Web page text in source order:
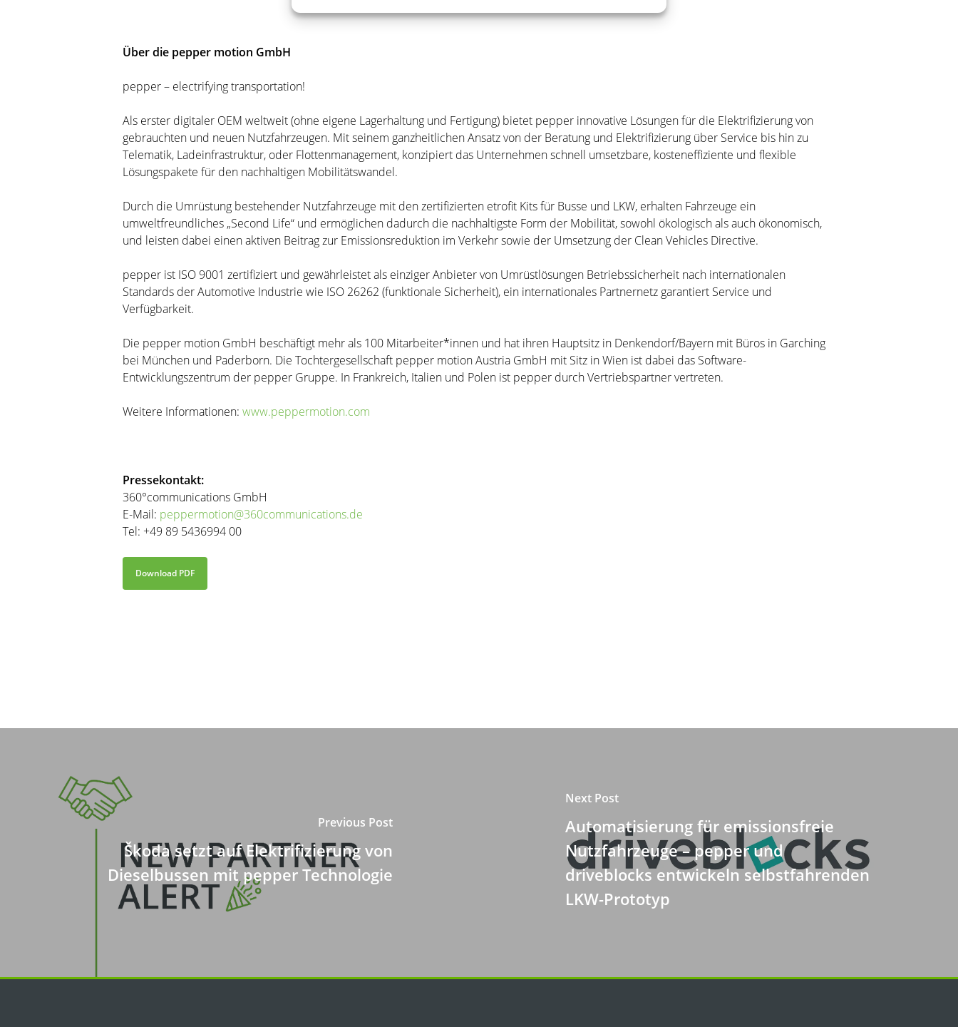
Über die pepper motion GmbH
pepper – electrifying transportation!
Als erster digitaler OEM weltweit (ohne eigene Lagerhaltung und Fertigung) bietet pepper innovative Lösungen für die Elektrifizierung von
gebrauchten und neuen Nutzfahrzeugen. Mit seinem ganzheitlichen Ansatz von der Beratung und Elektrifizierung über Service bis hin zu
Telematik, Ladeinfrastruktur, oder Flottenmanagement, konzipiert das Unternehmen schnell umsetzbare, kosteneffiziente und flexible
Lösungspakete für den nachhaltigen Mobilitätswandel.
Durch die Umrüstung bestehender Nutzfahrzeuge mit den zertifizierten etrofit Kits für Busse und LKW, erhalten Fahrzeuge ein
umweltfreundliches „Second Life“ und ermöglichen dadurch die nachhaltigste Form der Mobilität, sowohl ökologisch als auch ökonomisch,
und leisten dabei einen aktiven Beitrag zur Emissionsreduktion im Verkehr sowie der Umsetzung der Clean Vehicles Directive.
pepper ist ISO 9001 zertifiziert und gewährleistet als einziger Anbieter von Umrüstlösungen Betriebssicherheit nach internationalen
Standards der Automotive Industrie wie ISO 26262 (funktionale Sicherheit), ein internationales Partnernetz garantiert Service und
Verfügbarkeit.
Die pepper motion GmbH beschäftigt mehr als 100 Mitarbeiter*innen und hat ihren Hauptsitz in Denkendorf/Bayern mit Büros in Garching
bei München und Paderborn. Die Tochtergesellschaft pepper motion Austria GmbH mit Sitz in Wien ist dabei das Software-
Entwicklungszentrum der pepper Gruppe. In Frankreich, Italien und Polen ist pepper durch Vertriebspartner vertreten.
Weitere Informationen: www.peppermotion.com
Pressekontakt:
360°communications GmbH
E-Mail: peppermotion@360communications.de
Tel: +49 89 5436994 00
Download PDF
Previous Post
Škoda setzt auf Elektrifizierung von
Dieselbussen mit pepper Technologie
Next Post
Automatisierung für emissionsfreie
Nutzfahrzeuge – pepper und
driveblocks entwickeln selbstfahrenden
LKW-Prototyp